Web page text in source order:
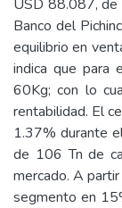
USD 88.087, de
Banco del
equilibrio en
indica que para
60Kg; con lo
rentabilidad. El
1.37% durante
de 106 Tn de
mercado. A
segmento en